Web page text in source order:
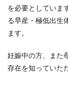
を必要としていま
る早産・極低出⽣
ます。
妊娠中の方、また
存在を知っていた